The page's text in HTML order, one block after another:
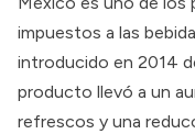
impuestos a las
introducido en 2014
producto llevó a un
refrescos y una